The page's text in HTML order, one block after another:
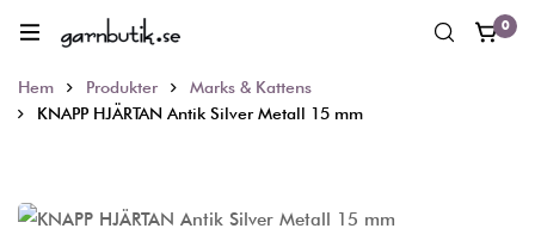
0
Hem Produkter
Marks & Kattens
KNAPP HJÄRTAN Antik Silver Metall 15 mm